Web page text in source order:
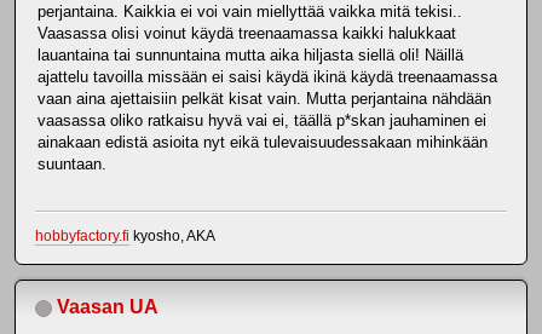
perjantaina. Kaikkia ei voi vain miellyttää vaikka mitä tekisi..
Vaasassa olisi voinut käydä treenaamassa kaikki halukkaat
lauantaina tai sunnuntaina mutta aika hiljasta siellä oli! Näillä
ajattelu tavoilla missään ei saisi käydä ikinä käydä treenaamassa
vaan aina ajettaisiin pelkät kisat vain. Mutta perjantaina nähdään
vaasassa oliko ratkaisu hyvä vai ei, täällä p*skan jauhaminen ei
ainakaan edistä asioita nyt eikä tulevaisuudessakaan mihinkään
suuntaan.
hobbyfactory.fi kyosho, AKA
Vaasan UA